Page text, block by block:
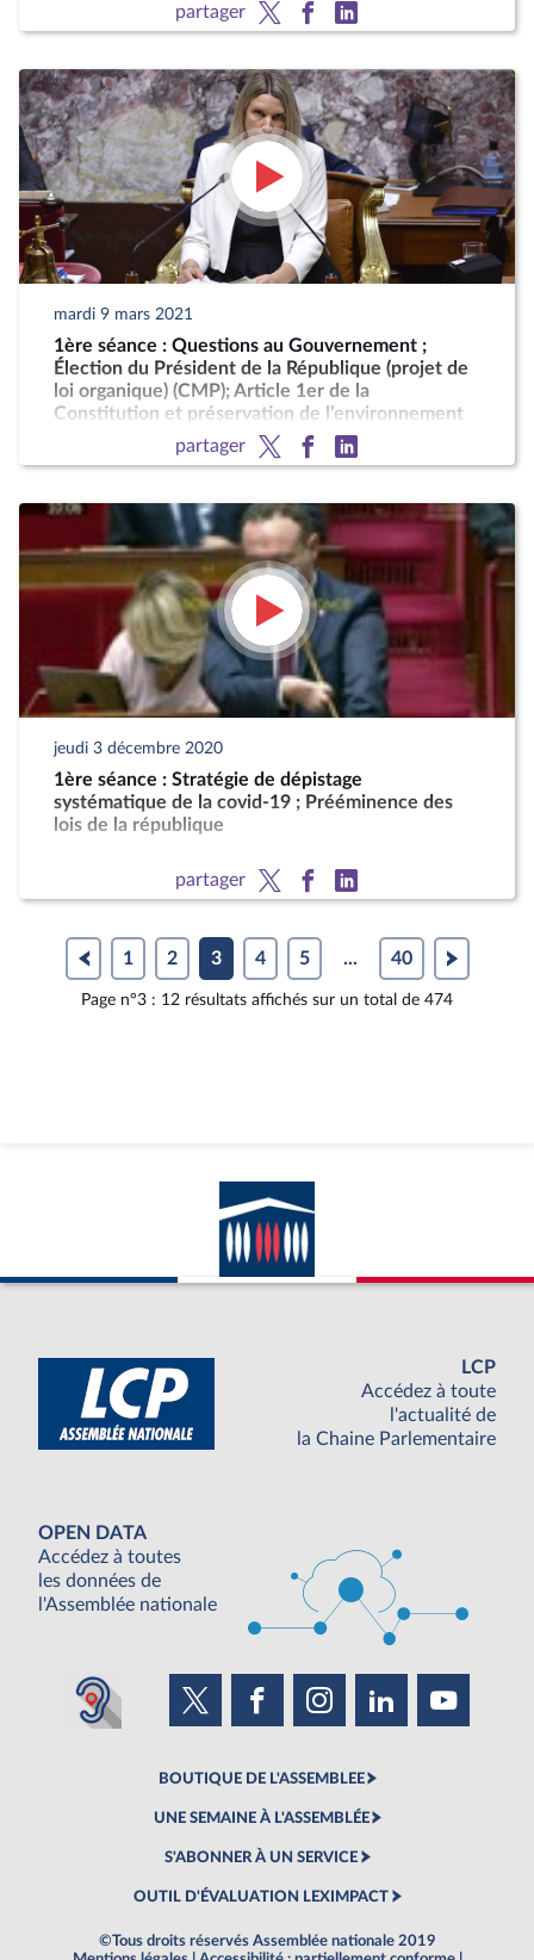
partager
mardi 9 mars 2021
1ère séance : Questions au Gouvernement ;
Élection du Président de la République (projet de
loi organique) (CMP); Article 1er de la
Constitution et préservation de l’environnement
(projet de loi constitutionnelle)
partager
jeudi 3 décembre 2020
1ère séance : Stratégie de dépistage
systématique de la covid-19 ; Prééminence des
lois de la république
partager
1 2 3 4 5 ... 40
Page n°3 : 12 résultats affichés sur un total de 474
LCP
Accédez à toute
l'actualité de
la Chaine Parlementaire
OPEN DATA
Accédez à toutes
les données de
l'Assemblée nationale
BOUTIQUE DE L'ASSEMBLEE
UNE SEMAINE À L'ASSEMBLÉE
S'ABONNER À UN SERVICE
OUTIL D'ÉVALUATION LEXIMPACT
©Tous droits réservés Assemblée nationale 2019